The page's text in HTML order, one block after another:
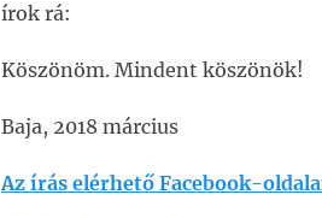
írok rá:
Köszönöm. Mindent köszönök!
Baja, 2018 március
Az írás elérhető Facebook-